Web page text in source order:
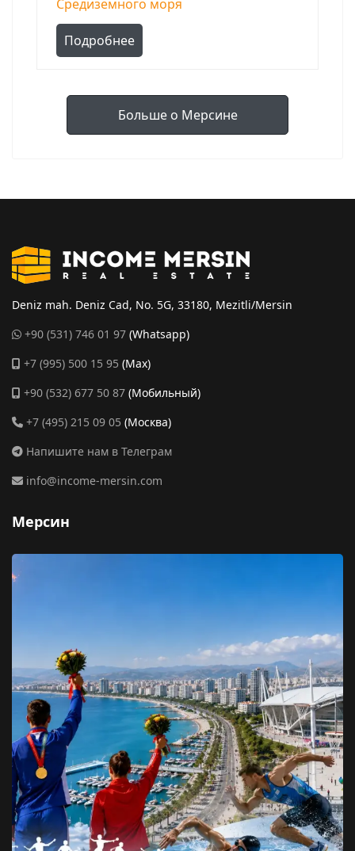
Средиземного моря
Подробнее
Больше о Мерсине
Deniz mah. Deniz Cad, No. 5G, 33180, Mezitli/Mersin
+90 (531) 746 01 97 (Whatsapp)
+7 (995) 500 15 95 (Max)
+90 (532) 677 50 87 (Мобильный)
+7 (495) 215 09 05 (Москва)
Напишите нам в Телеграм
info@income-mersin.com
Мерсин